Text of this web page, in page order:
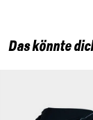
Das könnte